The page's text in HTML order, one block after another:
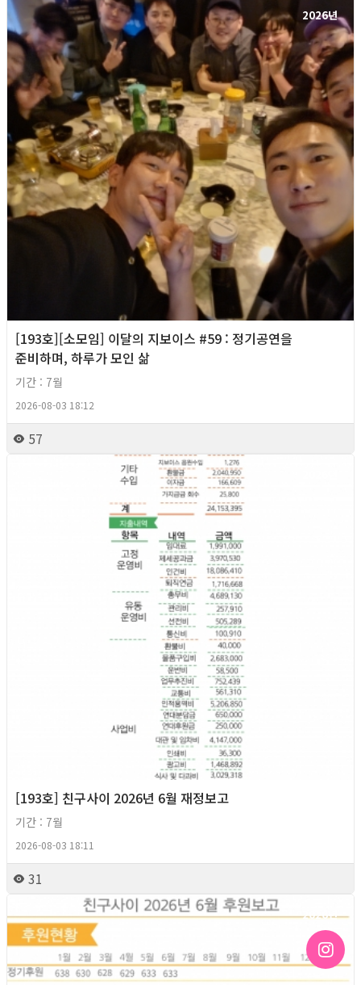
2026년
[193호][소모임] 이달의 지보이스 #59 : 정기공연을
준비하며, 하루가 모인 삶
기간 : 7월
2026-08-03 18:12
57
[193호] 친구사이 2026년 6월 재정보고
기간 : 7월
2026-08-03 18:11
31
2026년